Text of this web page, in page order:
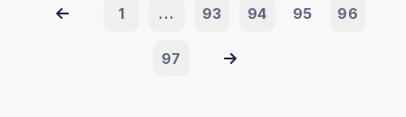
1 ... 93 94 95 96
97